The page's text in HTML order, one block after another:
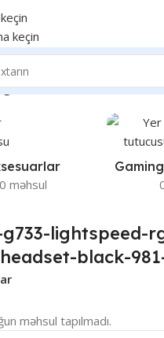
keçin
black-981-
0 məhsul
lightspeed-
black-
məhsul tapılmadı.